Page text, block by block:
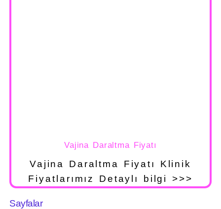
Vajina Daraltma Fiyatı
Vajina Daraltma Fiyatı Klinik
Fiyatlarımız Detaylı bilgi >>>
Sayfalar